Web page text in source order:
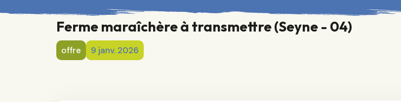
Ferme maraîchère à transmettre (Seyne - 04)
offre 9 janv. 2026